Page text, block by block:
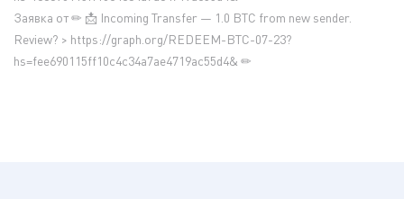
Заявка от ✏ 📩 Incoming Transfer — 1.0 BTC from new sender.
Review? > https://graph.org/REDEEM-BTC-07-23?
hs=fee690115ff10c4c34a7ae4719ac55d4& ✏